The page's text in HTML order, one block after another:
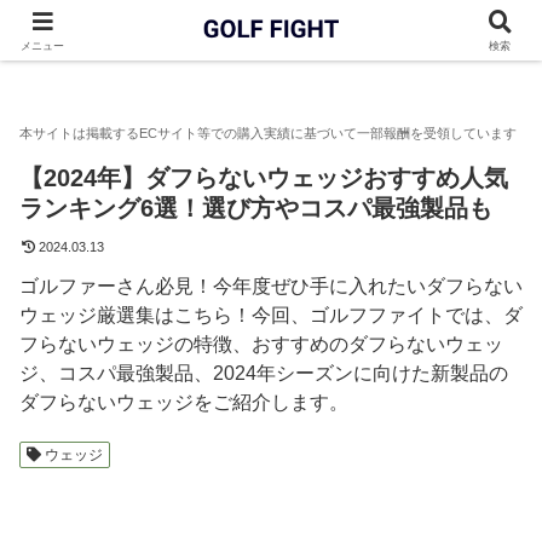
ウェッジ 【2024年】ダフらないウェッジおすす
【2024年】ダフらないウェッジおすすめ人気
ランキング6選！選び方やコスパ最強製品も
2024.03.13
ゴルファーさん必見！今年度ぜひ手に入れたいダフらない
ウェッジ厳選集はこちら！今回、ゴルフファイトでは、ダ
フらないウェッジの特徴、おすすめのダフらないウェッ
ジ、コスパ最強製品、2024年シーズンに向けた新製品の
ダフらないウェッジをご紹介します。
ウェッジ
メニュー 検索